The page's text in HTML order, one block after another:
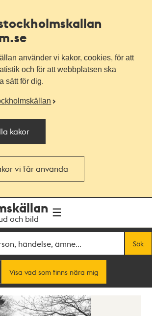
använder vi kakor, cookies, för att
och för att webbplatsen ska
sätt för dig.
kakor
vi får använda
och bild
Sök
Visa vad som finns nära mig